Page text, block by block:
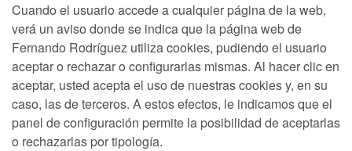
Cuando el usuario accede a cualquier página de la web,
verá un aviso donde se indica que la página web de
Fernando Rodríguez utiliza cookies, pudiendo el usuario
aceptar o rechazar o configurarlas mismas. Al hacer clic en
aceptar, usted acepta el uso de nuestras cookies y, en su
caso, las de terceros. A estos efectos, le indicamos que el
panel de configuración permite la posibilidad de aceptarlas
o rechazarlas por tipología.